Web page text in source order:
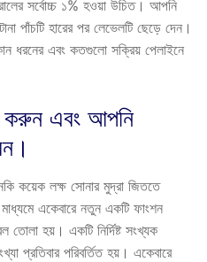
সর্বোচ্চ ১% হওয়া উচিত। আপনি
পাঁচটি হারের পর লেভেলটি ছেড়ে দেন।
ধরনের এবং কতগুলো সক্রিয় পেলাইনে
করুন এবং আপনি
কয়েক লক্ষ সোনার মুদ্রা জিততে
একেবারে নতুন একটি ফাংশন
তোলা হয়। একটি নির্দিষ্ট সংখ্যক
প্রতিবার পরিবর্তিত হয়। একেবারে